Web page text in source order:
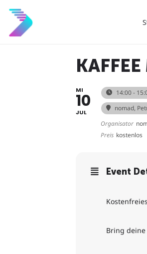
MI
10
JUL
14:00 -
nomad,
Organisator
Preis kostenlos
Event
Bring